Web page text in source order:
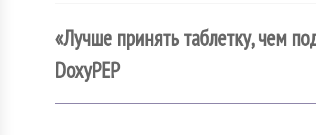
«Лучше принять таблетку, чем
DoxyPEP